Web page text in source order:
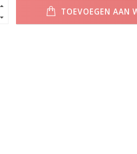
TOEVOEGEN AAN